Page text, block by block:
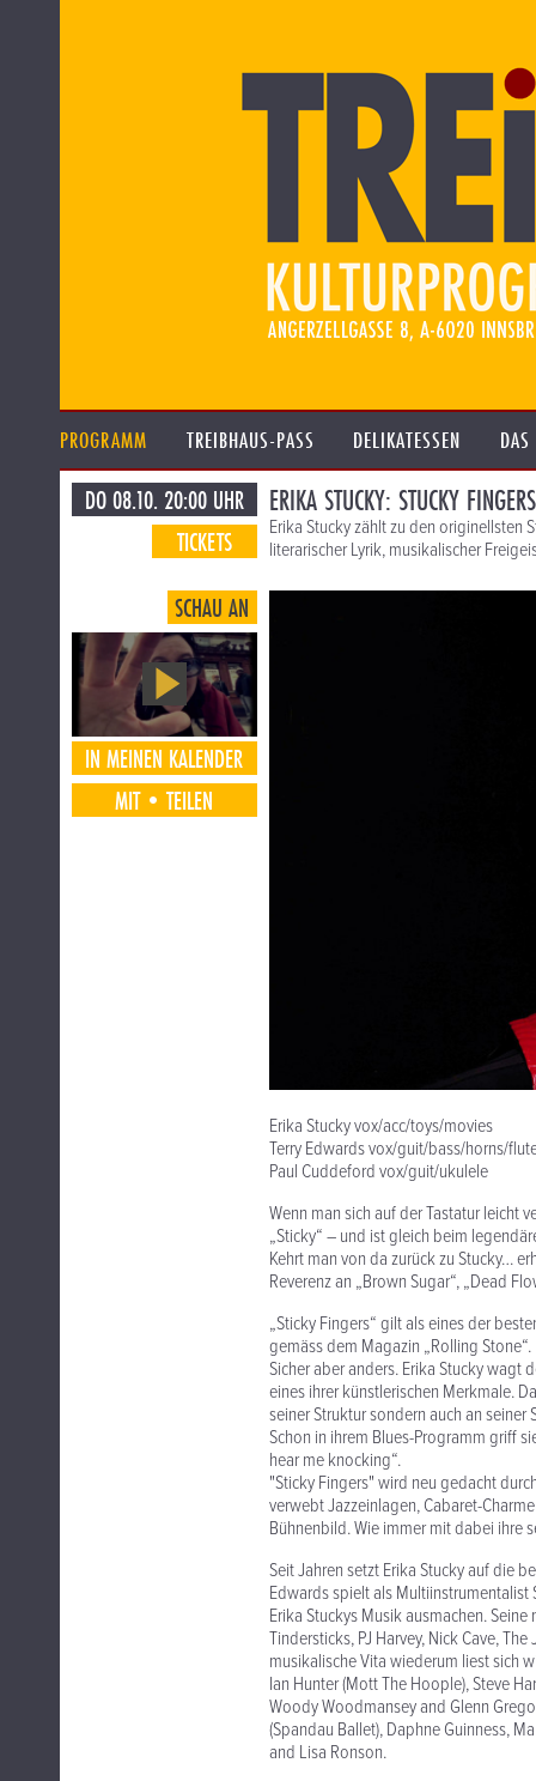
PROGRAMM TREIBHAUS-PASS DELIKATESSEN
DO 08.10. 20:00 UHR
TICKETS
ERIKA STUCKY: STUCKY
Erika Stucky zählt zu den originellsten
literarischer Lyrik, musikalischer
SCHAU AN
IN MEINEN KALENDER
MIT•TEILEN
Erika Stucky vox/acc/toys/movies
Terry Edwards vox/guit/bass/horns/
Paul Cuddeford vox/guit/ukulele
Wenn man sich auf der Tastatur leicht
„Sticky“ – und ist gleich beim
Kehrt man von da zurück zu Stucky…
Reverenz an „Brown Sugar“, „Dead
„Sticky Fingers“ gilt als eines der
gemäss dem Magazin „Rolling
Sicher aber anders. Erika Stucky wagt
eines ihrer künstlerischen Merkmale.
seiner Struktur sondern auch an seiner
Schon in ihrem Blues-Programm griff
hear me knocking“.
"Sticky Fingers" wird neu gedacht
verwebt Jazzeinlagen, Cabaret-
Bühnenbild. Wie immer mit dabei ihre
Seit Jahren setzt Erika Stucky auf die
Edwards spielt als
Erika Stuckys Musik ausmachen.
Tindersticks, PJ Harvey, Nick Cave,
musikalische Vita wiederum liest sich
Ian Hunter (Mott The Hoople), Steve
Woody Woodmansey and Glenn
(Spandau Ballet), Daphne Guinness,
and Lisa Ronson.